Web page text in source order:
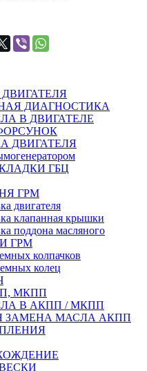
ДИАГНОСТИКА
В ДВИГАТЕЛЕ
ДВИГАТЕЛЯ
ГБЦ
ГРМ
двигателя
клапанная крышки
поддона масляного
ГРМ
колпачков
колец
МКПП
В АКПП / МКПП
ЗАМЕНА МАСЛА АКПП